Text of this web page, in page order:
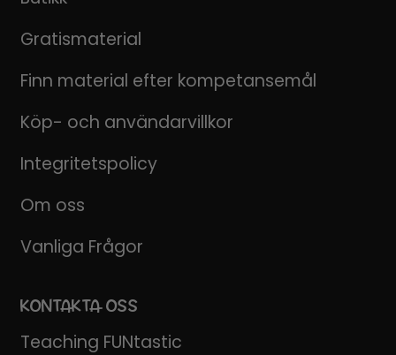
Gratismaterial
Finn material efter kompetansemål
Köp- och användarvillkor
Integritetspolicy
Om oss
Vanliga Frågor
KONTAKTA OSS
Teaching FUNtastic